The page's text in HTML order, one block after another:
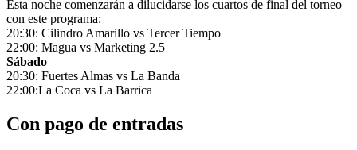
Esta noche comenzarán a dilucidarse los cuartos de final del torneo
con este programa:
20:30: Cilindro Amarillo vs Tercer Tiempo
22:00: Magua vs Marketing 2.5
Sábado
20:30: Fuertes Almas vs La Banda
22:00:La Coca vs La Barrica
Con pago de entradas